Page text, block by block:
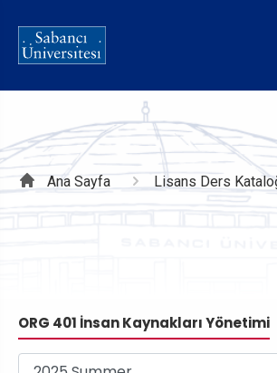
Sayfa
Ana Sayfa Lisans Ders
ORG 401 İnsan Kaynakları Yönetimi